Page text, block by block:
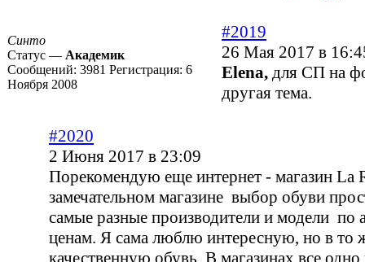
Синто
Статус — Академик
Сообщений: 3981 Регистрация: 6
Ноября 2008
#2019
26 Мая 2017 в
Elena, для СП на
другая тема.
#2020
2 Июня 2017 в 23:09
Порекомендую еще интернет - магазин La
замечательном магазине выбор обуви
самые разные производители и модели по
ценам. Я сама люблю интересную, но в то
качественную обувь. В магазинах все